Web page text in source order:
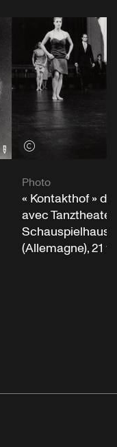
Voir les crédits
Photo
« Kontakthof »
avec
Schauspielhaus
(Allemagne), 21